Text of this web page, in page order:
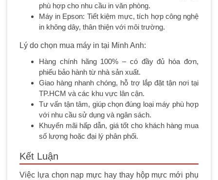
phù hợp cho nhu cầu in văn phòng.
Máy in Epson: Tiết kiệm mực, tích hợp công nghệ
in không dây, thân thiện với môi trường.
Lý do chọn mua máy in tại Minh Anh:
Hàng chính hãng 100% – có đầy đủ hóa đơn,
phiếu bảo hành từ nhà sản xuất.
Giao hàng nhanh chóng, hỗ trợ lắp đặt tận nơi tại
TP.HCM và các khu vực lân cận.
Tư vấn tận tâm, giúp chọn đúng loại máy phù hợp
với nhu cầu sử dụng và ngân sách.
Khuyến mãi hấp dẫn, giá tốt cho khách hàng mua
số lượng hoặc đại lý phân phối.
Kết Luận
Việc lựa chọn nạp mực hay thay hộp mực mới phụ